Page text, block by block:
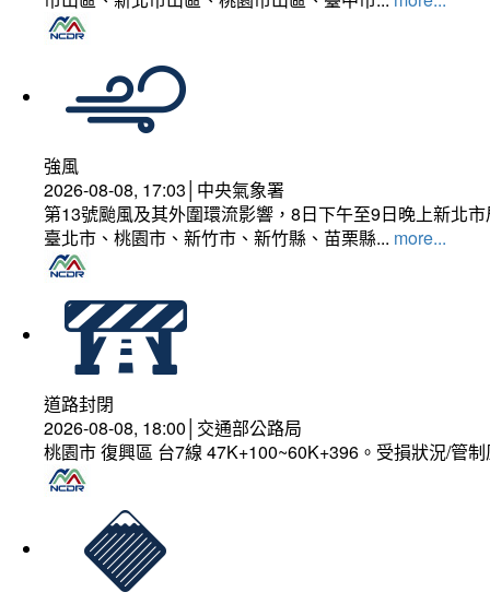
強風
2026-08-08, 17:03│中央氣象署
第13號颱風及其外圍環流影響，8日下午至9日晚上新北
臺北市、桃園市、新竹市、新竹縣、苗栗縣... more...
道路封閉
2026-08-08, 18:00│交通部公路局
桃園市 復興區 台7線 47K+100~60K+396。受損狀況/管